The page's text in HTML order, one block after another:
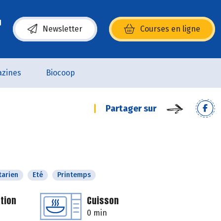
Newsletter Courses en ligne
(s’ouvre dans une nouvelle fenêtre)
Biocoop
Partager sur
Eté Printemps
Cuisson
0 min